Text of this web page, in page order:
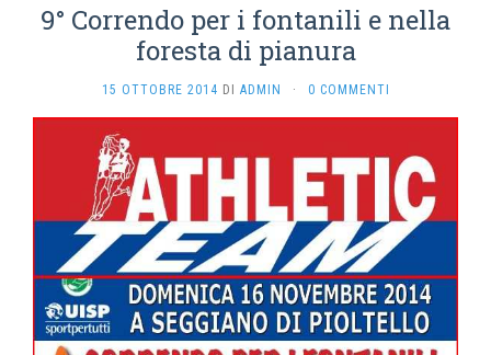
9° Correndo per i fontanili e nella
foresta di pianura
15 OTTOBRE 2014 DI ADMIN · 0 COMMENTI